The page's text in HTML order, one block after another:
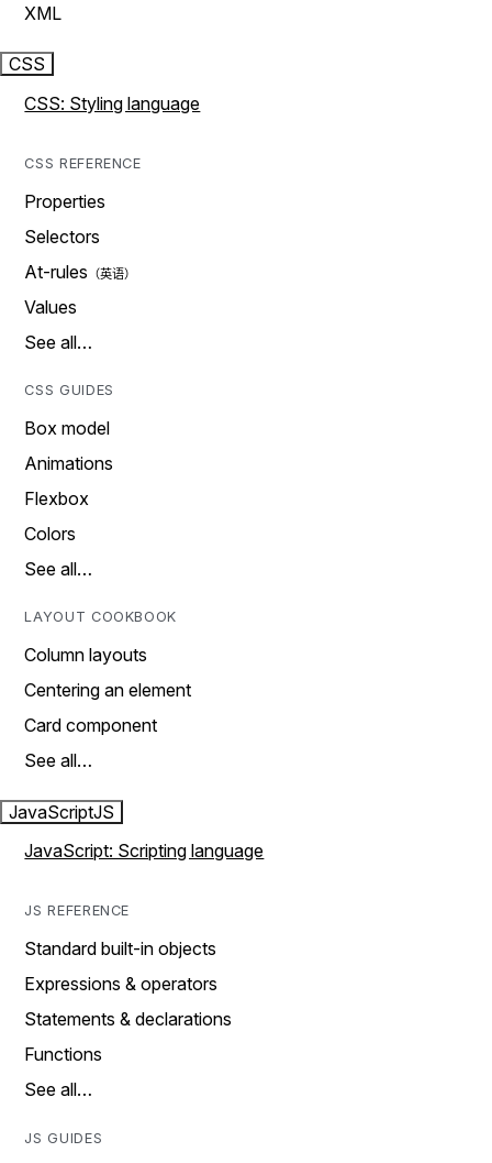
XML
CSS
CSS: Styling language
CSS REFERENCE
Properties
Selectors
At-rules
Values
See all…
CSS GUIDES
Box model
Animations
Flexbox
Colors
See all…
LAYOUT COOKBOOK
Column layouts
Centering an element
Card component
See all…
JavaScriptJS
JavaScript: Scripting language
JS REFERENCE
Standard built-in objects
Expressions & operators
Statements & declarations
Functions
See all…
JS GUIDES